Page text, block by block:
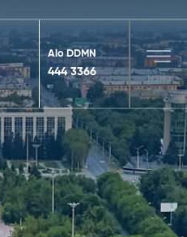
Alo DDMN
444 3366
MENU